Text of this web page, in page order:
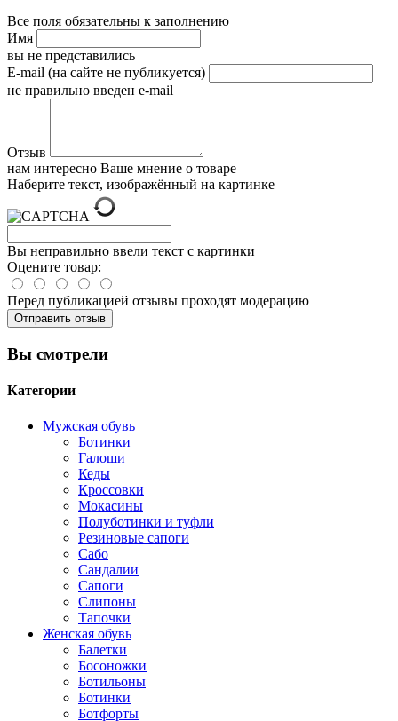
Все поля обязательны к заполнению
Имя
вы не представились
E-mail (на сайте не публикуется)
не правильно введен e-mail
Отзыв
нам интересно Ваше мнение о товаре
Наберите текст, изображённый на картинке
Вы неправильно ввели текст с картинки
Оцените товар:
Перед публикацией отзывы проходят модерацию
Вы смотрели
Категории
Мужская обувь
Ботинки
Галоши
Кеды
Кроссовки
Мокасины
Полуботинки и туфли
Резиновые сапоги
Сабо
Сандалии
Сапоги
Слипоны
Тапочки
Женская обувь
Балетки
Босоножки
Ботильоны
Ботинки
Ботфорты